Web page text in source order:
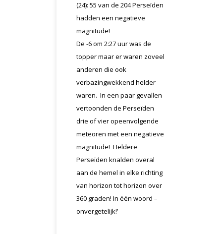
(24): 55 van de 204 Perseïden
hadden een negatieve
magnitude!
De -6 om 2:27 uur was de
topper maar er waren zoveel
anderen die ook
verbazingwekkend helder
waren. In een paar gevallen
vertoonden de Perseïden
drie of vier opeenvolgende
meteoren met een negatieve
magnitude! Heldere
Perseïden knalden overal
aan de hemel in elke richting
van horizon tot horizon over
360 graden! In één woord –
onvergetelijk!’